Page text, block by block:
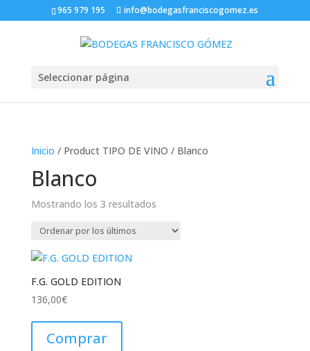
965 979 195 info@bodegasfranciscogomez.es
Seleccionar página
Inicio / Product TIPO DE VINO / Blanco
Blanco
Mostrando los 3 resultadosOrdenado
F.G. GOLD EDITION
136,00€
Comprar